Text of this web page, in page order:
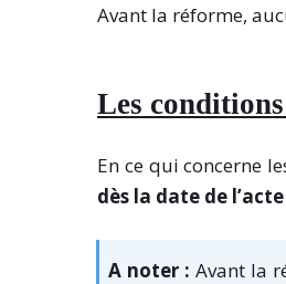
Avant la réforme,
Les
En ce qui concerne
dès la date de l’acte
A noter : Avant la